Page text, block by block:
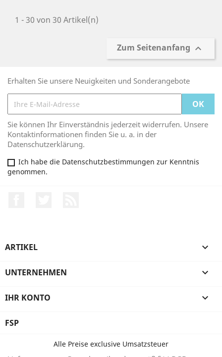
1 - 30 von 30 Artikel(n)
Zum Seitenanfang 
Erhalten Sie unsere Neuigkeiten und Sonderangebote
Sie können Ihr Einverständnis jederzeit widerrufen. Unsere
Kontaktinformationen finden Sie u. a. in der
Datenschutzerklärung.
Ich habe die Datenschutzbestimmungen zur Kenntnis
genommen.
ARTIKEL 
UNTERNEHMEN 
IHR KONTO 
FSP
Alle Preise exclusive Umsatzsteuer